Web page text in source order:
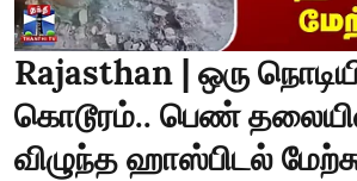
Rajasthan | ஒரு
கொடூரம்.. பெண்
விழுந்த ஹாஸ்பிடல்